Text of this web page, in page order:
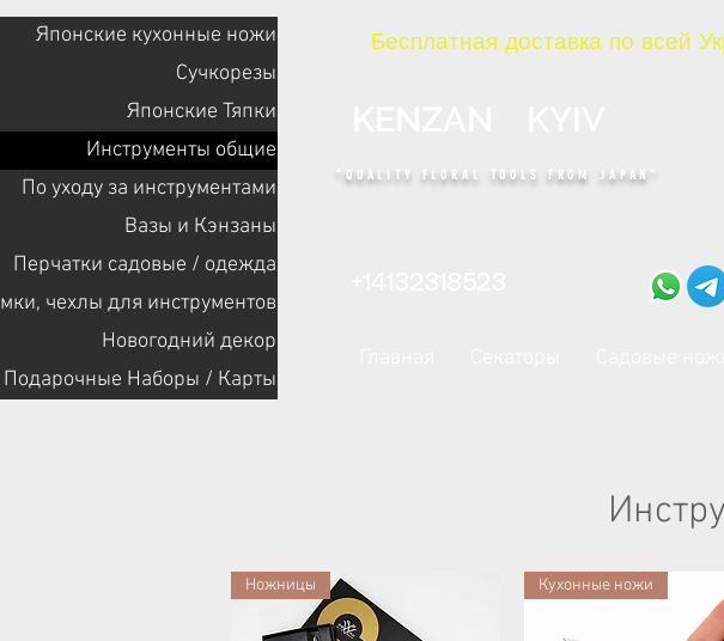
Японские кухонные ножи
Сучкорезы
Японские Тяпки
Инструменты общие
По уходу за инструментами
Bазы и Кэнзаны
Перчатки садовые / одежда
чехлы для инструментов
Новогодний декор
Подарочные Наборы / Карты
Бесплатная доставка по всей
"QUALITY FLORAL TOOLS FROM JAPAN"​
Ножницы Кухонные ножи